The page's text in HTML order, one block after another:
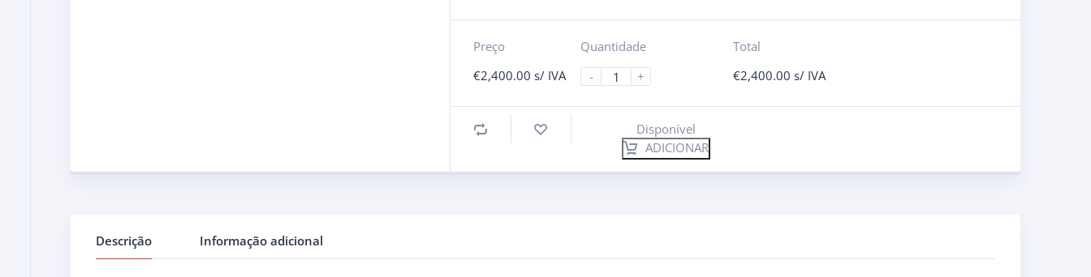
Preço
€2,400.00 s/ IVA
Quantidade
-
+
Total
€2,400.00 s/ IVA
Disponível
ADICIONAR
Descrição Informação adicional